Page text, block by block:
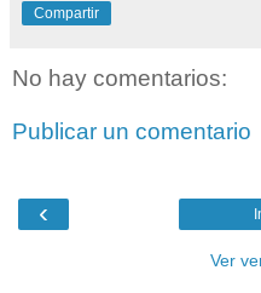
Compartir
No hay comentarios:
Publicar un comentario
‹
Ver